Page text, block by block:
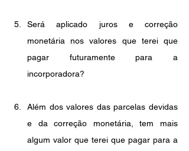
Será aplicado juros e correção
monetária nos valores que terei que
pagar futuramente para a
incorporadora?
Além dos valores das parcelas devidas
e da correção monetária, tem mais
algum valor que terei que pagar para a